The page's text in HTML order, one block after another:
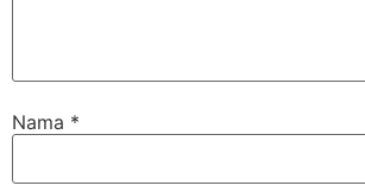
Nama *